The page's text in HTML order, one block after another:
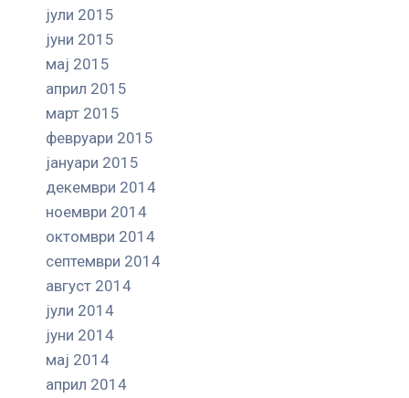
јули 2015
јуни 2015
мај 2015
април 2015
март 2015
февруари 2015
јануари 2015
декември 2014
ноември 2014
октомври 2014
септември 2014
август 2014
јули 2014
јуни 2014
мај 2014
април 2014